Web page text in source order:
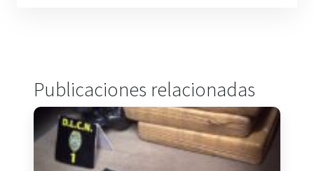
Publicaciones relacionadas